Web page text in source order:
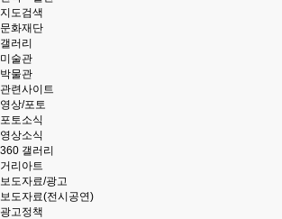
지도검색
문화재단
갤러리
미술관
박물관
관련사이트
영상/포토
포토소식
영상소식
360 갤러리
거리아트
보도자료/광고
보도자료(전시공연)
광고정책